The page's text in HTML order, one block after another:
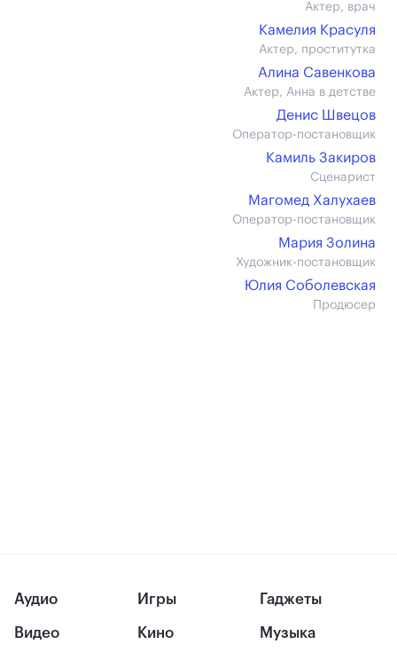
Актер, врач
Камелия Красуля
Актер, проститутка
Алина Савенкова
Актер, Анна в детстве
Денис Швецов
Оператор-постановщик
Камиль Закиров
Сценарист
Магомед Халухаев
Оператор-постановщик
Мария Золина
Художник-постановщик
Юлия Соболевская
Продюсер
Аудио
Видео
Игры
Кино
Гаджеты
Музыка